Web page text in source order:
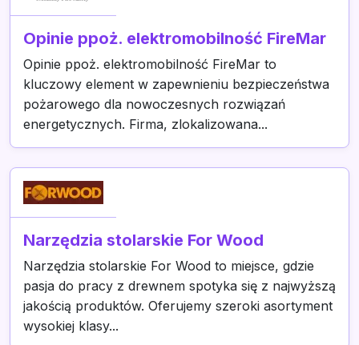
Opinie ppoż. elektromobilność FireMar
Opinie ppoż. elektromobilność FireMar to
kluczowy element w zapewnieniu bezpieczeństwa
pożarowego dla nowoczesnych rozwiązań
energetycznych. Firma, zlokalizowana...
Narzędzia stolarskie For Wood
Narzędzia stolarskie For Wood to miejsce, gdzie
pasja do pracy z drewnem spotyka się z najwyższą
jakością produktów. Oferujemy szeroki asortyment
wysokiej klasy...